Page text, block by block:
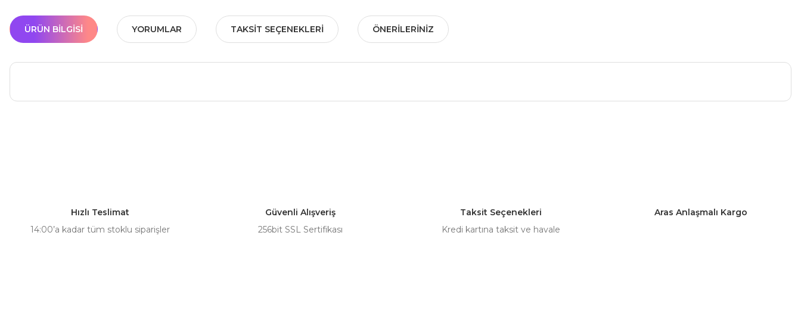
ÜRÜN BILGISI YORUMLAR TAKSIT SEÇENEKLERI ÖNERILERINIZ
Ürün fiyatı diğer sitelerden daha pahalı.
Hızlı Teslimat
14:00’a kadar tüm stoklu siparişler
Güvenli Alışveriş
256bit SSL Sertifikası
Taksit Seçenekleri
Kredi kartına taksit ve havale
Aras Anlaşmalı Kargo